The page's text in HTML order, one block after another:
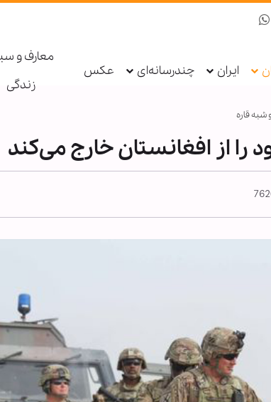
ایران چندرسانه‌ای عکس
معارف و
زندگی
شبه قاره